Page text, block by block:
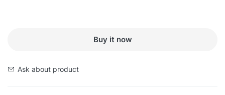
Buy it now
Ask about product